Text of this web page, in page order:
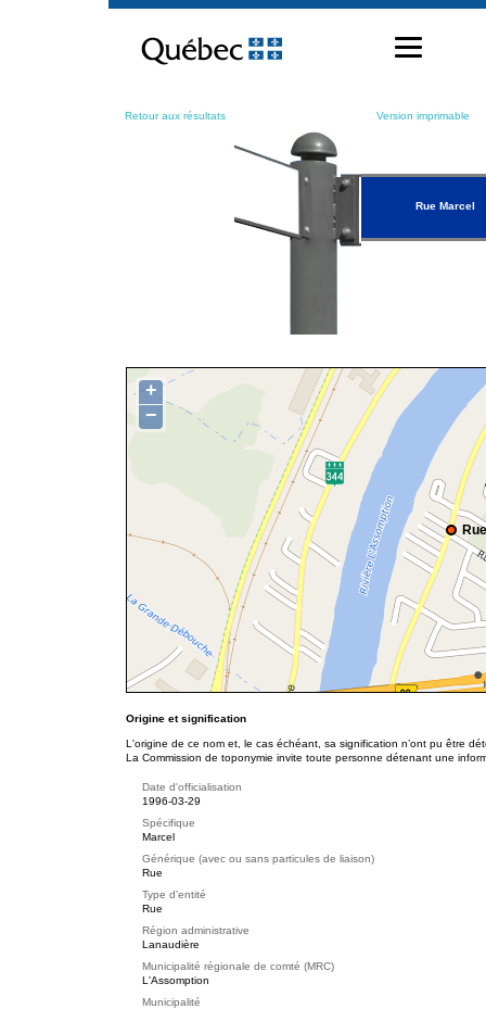
contenu
Retour aux résultats Version imprimable
Rue Marcel
+
−
Origine et signification
L'origine de ce nom et, le cas échéant, sa signification n’ont pu être
La Commission de toponymie invite toute personne détenant une
Date d'officialisation
1996-03-29
Spécifique
Marcel
Générique (avec ou sans particules de liaison)
Rue
Type d'entité
Rue
Région administrative
Lanaudière
Municipalité régionale de comté (MRC)
L'Assomption
Municipalité